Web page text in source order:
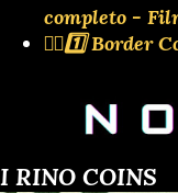
completo -
👮‍♂️1️⃣ Border
I RINO COINS